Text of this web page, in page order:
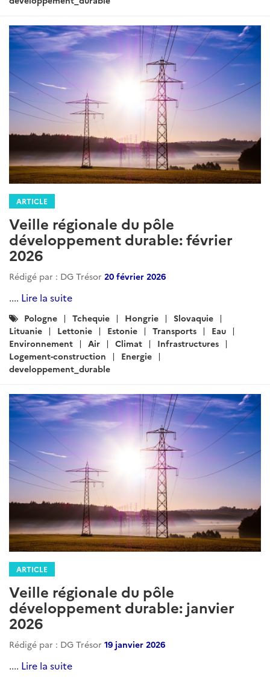
ARTICLE
Veille régionale du pôle
développement durable: février
2026
Rédigé par : DG Trésor 20 février 2026
.... Lire la suite
Catégories
:
Pologne Tchequie Hongrie
Slovaquie
Lituanie
Lettonie Estonie Transports
Eau
Environnement
Air Climat
Infrastructures
Logement-construction
Energie
developpement_durable
ARTICLE
Veille régionale du pôle
développement durable: janvier
2026
Rédigé par : DG Trésor 19 janvier 2026
.... Lire la suite